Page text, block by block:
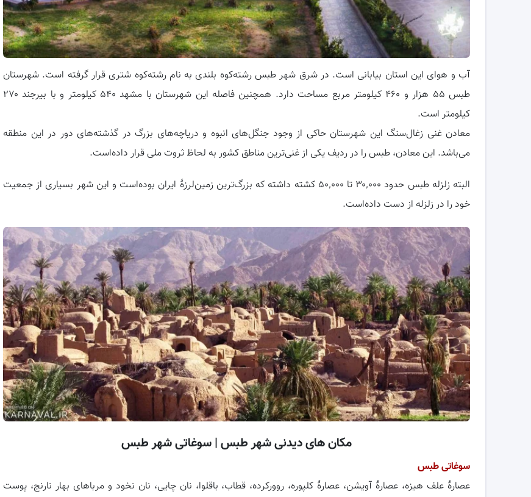
آب و هوای این استان بیابانی است. در شرق شهر طبس رشته‌کوه بلندی به نام رشته‌کوه شتری قرار گرفته است. شهرستان
طبس ۵۵ هزار و ۴۶۰ کیلومتر مربع مساحت دارد. همچنین فاصله این شهرستان با مشهد ۵۴۰ کیلومتر و با بیرجند ۲۷۰
کیلومتر است.
معادن غنی زغال‌سنگ این شهرستان حاکی از وجود جنگل‌های انبوه و دریاچه‌های بزرگ در گذشته‌های دور در این منطقه
می‌باشد. این معادن، طبس را در ردیف یکی از غنی‌ترین مناطق کشور به لحاظ ثروت ملی قرار داده‌است.
البته زلزله طبس حدود ۳۰٬۰۰۰ تا ۵۰٬۰۰۰ کشته داشته که بزرگ‌ترین زمین‌لرزهٔ ایران بوده‌است و این شهر بسیاری از جمعیت
خود را در زلزله از دست داده‌است.
مکان های دیدنی شهر طبس | سوغاتی شهر طبس
سوغاتی طبس
عصارهٔ علف هیزه، عصارهٔ آویشن، عصارهٔ کلپوره، روورکرده، قطاب، باقلوا، نان چایی، نان نخود و مرباهای بهار نارنج، پوست